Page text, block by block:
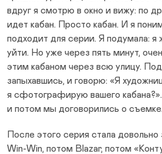
вдруг я смотрю в окно и вижу: по
идет кабан. Просто кабан. И я
подходит для серии. Я подумала: я
уйти. Но уже через пять минут,
этим кабаном через всю улицу.
запыхавшись, и говорю: «Я
я сфотографирую вашего
и потом мы договорились о съемке.
После этого серия стала довольно
Win-Win, потом Blazar, потом